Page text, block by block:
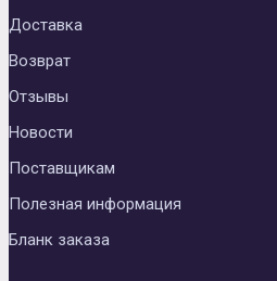
Доставка
Возврат
Отзывы
Новости
Поставщикам
Полезная информация
Бланк заказа